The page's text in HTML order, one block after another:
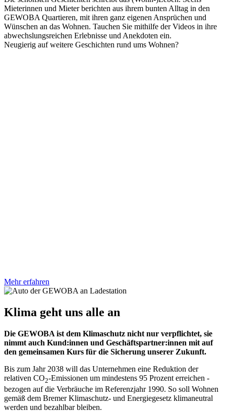
Mieterinnen und Mieter berichten aus ihrem bunten Alltag in den
GEWOBA Quartieren, mit ihren ganz eigenen Ansprüchen und
Wünschen an das Wohnen. Tauchen Sie mithilfe der Videos in ihre
abwechslungsreichen Erlebnisse und Anekdoten ein.
Neugierig auf weitere Geschichten rund ums Wohnen?
Mehr erfahren
Klima geht uns alle an
Die GEWOBA ist dem Klimaschutz nicht nur verpflichtet, sie
nimmt auch Kund:innen und Geschäftspartner:innen mit auf
den gemeinsamen Kurs für die Sicherung unserer Zukunft.
Bis zum Jahr 2038 will das Unternehmen eine Reduktion der
relativen CO2-Emissionen um mindestens 95 Prozent erreichen -
bezogen auf die Verbräuche im Referenzjahr 1990. So soll Wohnen
gemäß dem Bremer Klimaschutz- und Energiegesetz klimaneutral
werden und bezahlbar bleiben.